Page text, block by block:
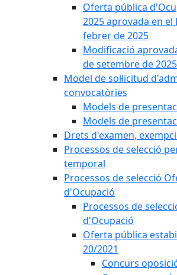
Oferta pública
2025 aprovada en el
febrer de 2025
Modificació
de setembre de 2025
Model de sol·licitud
convocatòries
Models de
Models de
Drets d'examen,
Processos de selecció
temporal
Processos de selecció
d'Ocupació
Processos de
d'Ocupació
Oferta pública
20/2021
Concurs